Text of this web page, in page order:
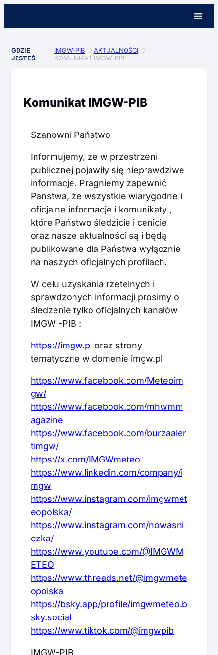
GDZIE
JESTEŚ:
IMGW-PIB
AKTUALNOŚCI
KOMUNIKAT IMGW-PIB
Komunikat IMGW-PIB
Szanowni Państwo
Informujemy, że w przestrzeni
publicznej pojawiły się nieprawdziwe
informacje. Pragniemy zapewnić
Państwa, że wszystkie wiarygodne i
oficjalne informacje i komunikaty ,
które Państwo śledzicie i cenicie
oraz nasze aktualności są i będą
publikowane dla Państwa wyłącznie
na naszych oficjalnych profilach.
W celu uzyskania rzetelnych i
sprawdzonych informacji prosimy o
śledzenie tylko oficjalnych kanałów
IMGW -PIB :
https://imgw.pl oraz strony
tematyczne w domenie imgw.pl
https://www.facebook.com/Meteoim
gw/
https://www.facebook.com/mhwmm
agazine
https://www.facebook.com/burzaaler
timgw/
https://x.com/IMGWmeteo
https://www.linkedin.com/company/i
mgw
https://www.instagram.com/imgwmet
eopolska/
https://www.instagram.com/nowasni
ezka/
https://www.youtube.com/@IMGWM
ETEO
https://www.threads.net/@imgwmete
opolska
https://bsky.app/profile/imgwmeteo.b
sky.social
https://www.tiktok.com/@imgwpib
IMGW-PIB